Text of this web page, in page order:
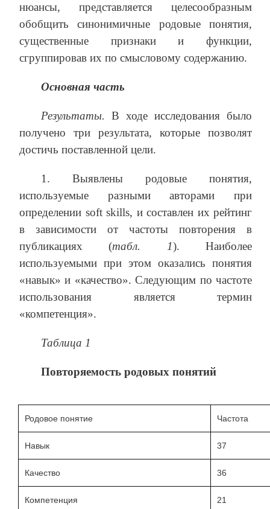
нюансы, представляется целесообразным
обобщить синонимичные родовые понятия,
существенные признаки и функции,
сгруппировав их по смысловому содержанию.
Основная часть
Результаты. В ходе исследования было
получено три результата, которые позволят
достичь поставленной цели.
1. Выявлены родовые понятия,
используемые разными авторами при
определении soft skills, и составлен их рейтинг
в зависимости от частоты повторения в
публикациях (табл. 1). Наиболее
используемыми при этом оказались понятия
«навык» и «качество». Следующим по частоте
использования является термин
«компетенция».
Таблица 1
Повторяемость родовых понятий
Родовое понятие Частота
Навык 37
Качество 36
Компетенция 21